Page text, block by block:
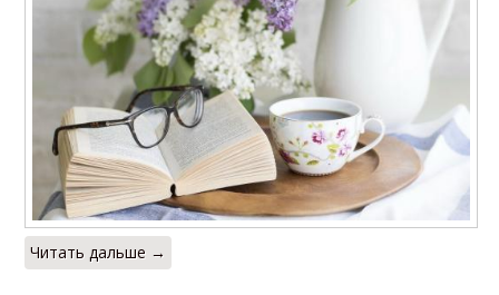
Читать дальше →